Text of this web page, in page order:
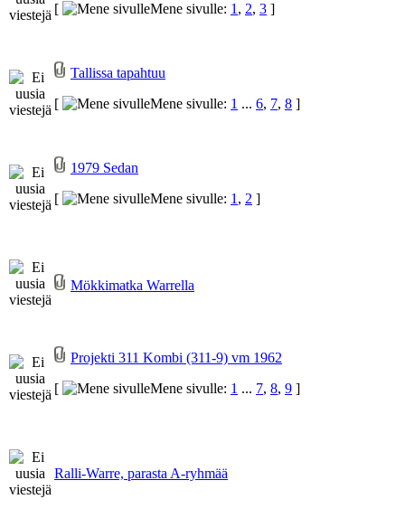
[
Mene sivulle: 1, 2, 3 ]
Tallissa tapahtuu
[
Mene sivulle: 1 ... 6, 7, 8 ]
1979 Sedan
[
Mene sivulle: 1, 2 ]
Mökkimatka Warrella
Projekti 311 Kombi (311-9) vm 1962
[
Mene sivulle: 1 ... 7, 8, 9 ]
Ralli-Warre, parasta A-ryhmää